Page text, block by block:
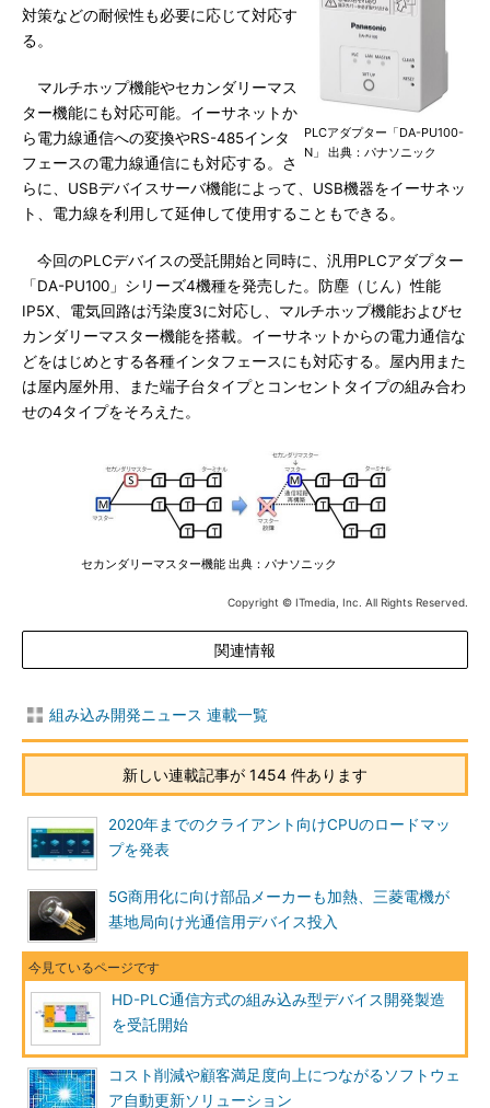
PLCアダプター「DA-PU100-
N」 出典：パナソニック
対策などの耐候性も必要に応じて対応す
る。
マルチホップ機能やセカンダリーマス
ター機能にも対応可能。イーサネットか
ら電力線通信への変換やRS-485インタ
フェースの電力線通信にも対応する。さ
らに、USBデバイスサーバ機能によって、USB機器をイーサネッ
ト、電力線を利用して延伸して使用することもできる。
今回のPLCデバイスの受託開始と同時に、汎用PLCアダプター
「DA-PU100」シリーズ4機種を発売した。防塵（じん）性能
IP5X、電気回路は汚染度3に対応し、マルチホップ機能およびセ
カンダリーマスター機能を搭載。イーサネットからの電力通信な
どをはじめとする各種インタフェースにも対応する。屋内用また
は屋内屋外用、また端子台タイプとコンセントタイプの組み合わ
せの4タイプをそろえた。
セカンダリーマスター機能 出典：パナソニック
Copyright © ITmedia, Inc. All Rights Reserved.
関連情報
組み込み開発ニュース 連載一覧
新しい連載記事が 1454 件あります
2020年までのクライアント向けCPUのロードマッ
プを発表
5G商用化に向け部品メーカーも加熱、三菱電機が
基地局向け光通信用デバイス投入
HD-PLC通信方式の組み込み型デバイス開発製造
を受託開始
コスト削減や顧客満足度向上につながるソフトウェ
ア自動更新ソリューション